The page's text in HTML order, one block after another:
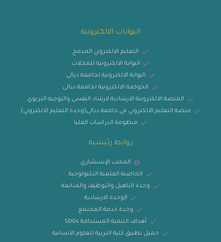
البوابات الالكترونية
التعليم الالكتروني المدمج
البوابة الالكترونية للمجلات
البوابة الالكترونية لجامعة ديالى
الحوكمة الالكترونية لجامعة ديالى
المنصة الالكترونية الارشادية لارشاد النفسي والتوجيه التربوي
منصة التعليم الالكتروني في جامعة ديالى(وحدة التعليم الالكتروني)
منظومة الدراسات العليا
روابط رئيسية
المكتب الإستشاري
الحاضنة العلمية التكنولوجية
وحدة التاهيل والتوظيف والمتابعة
الوحدة الارشادية
وحدة خدمة المجتمع
أهداف التنمية المستدامة SDGs
حميل تطبيق كلية التربية للعلوم الانسانية